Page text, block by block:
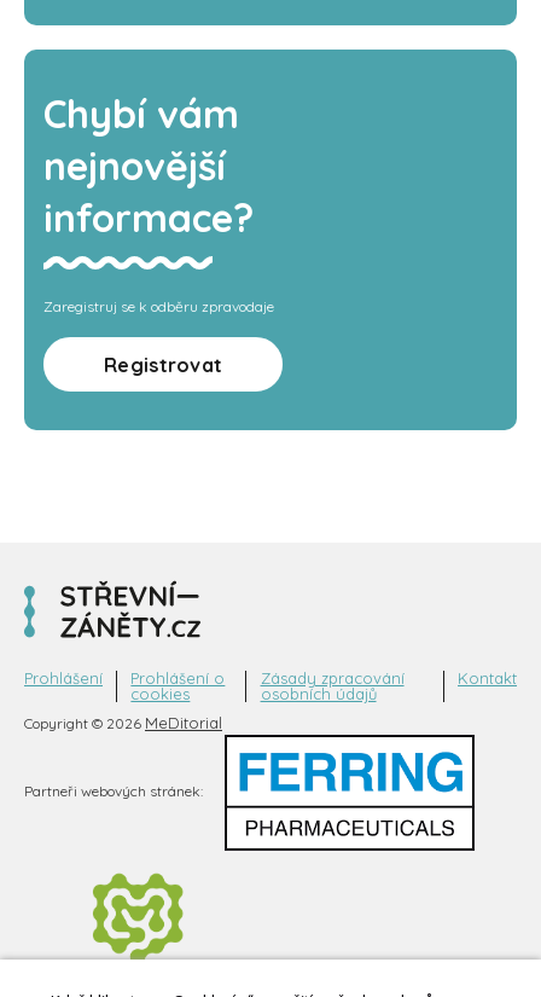
Chybí vám
nejnovější
informace?
Zaregistruj se k odběru zpravodaje
Registrovat
Copyright © 2026 MeDitorial
Prohlášení
Prohlášení o
cookies
Zásady zpracování
osobních údajů
Kontakt
Partneři webových stránek: